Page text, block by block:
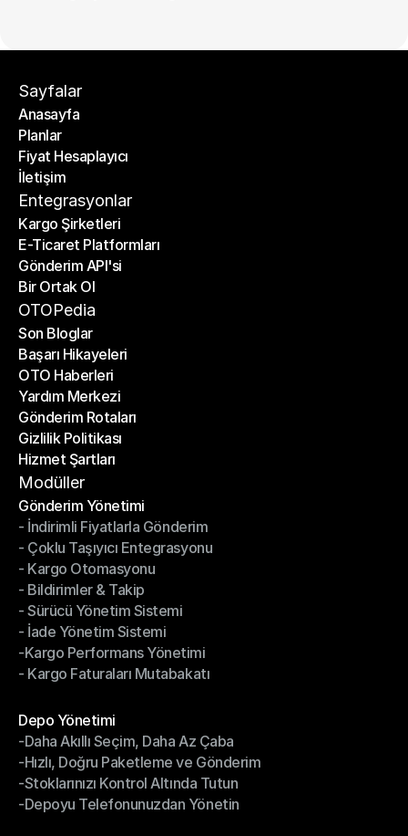
Sayfalar
Anasayfa
Anasayfa
Planlar
Planlar
Fiyat Hesaplayıcı
Fiyat Hesaplayıcı
İletişim
İletişim
Entegrasyonlar
Kargo Şirketleri
Kargo Şirketleri
E-Ticaret Platformları
E-Ticaret Platformları
Gönderim API'si
Gönderim API'si
Bir Ortak Ol
Bir Ortak Ol
OTOPedia
Son Bloglar
Son Bloglar
Başarı Hikayeleri
Başarı Hikayeleri
OTO Haberleri
OTO Haberleri
Yardım Merkezi
Yardım Merkezi
Gönderim Rotaları
Gönderim Rotaları
Gizlilik Politikası
Gizlilik Politikası
Hizmet Şartları
Hizmet Şartları
Modüller
Gönderim Yönetimi
Gönderim Yönetimi
- İndirimli Fiyatlarla Gönderim
- İndirimli Fiyatlarla Gönderim
- Çoklu Taşıyıcı Entegrasyonu
- Çoklu Taşıyıcı Entegrasyonu
- Kargo Otomasyonu
- Kargo Otomasyonu
- Bildirimler & Takip
- Bildirimler & Takip
- Sürücü Yönetim Sistemi
- Sürücü Yönetim Sistemi
- İade Yönetim Sistemi
- İade Yönetim Sistemi
-Kargo Performans Yönetimi
-Kargo Performans Yönetimi
- Kargo Faturaları Mutabakatı
Depo Yönetimi
Depo Yönetimi
-Daha Akıllı Seçim, Daha Az Çaba
-Daha Akıllı Seçim, Daha Az Çaba
-Hızlı, Doğru Paketleme ve Gönderim
-Hızlı, Doğru Paketleme ve Gönderim
-Stoklarınızı Kontrol Altında Tutun
-Stoklarınızı Kontrol Altında Tutun
-Depoyu Telefonunuzdan Yönetin